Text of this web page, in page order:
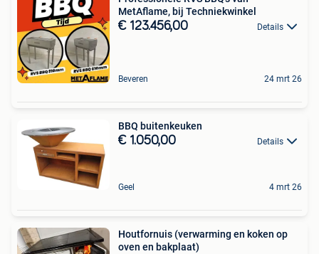
MetAflame, bij Techniekwinkel
€ 123.456,00 Details
Beveren 24 mrt 26
BBQ buitenkeuken
€ 1.050,00 Details
Geel 4 mrt 26
Houtfornuis (verwarming en koken op
oven en bakplaat)